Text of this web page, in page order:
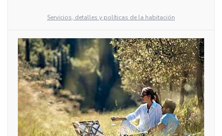
Servicios, detalles y políticas de la habitación